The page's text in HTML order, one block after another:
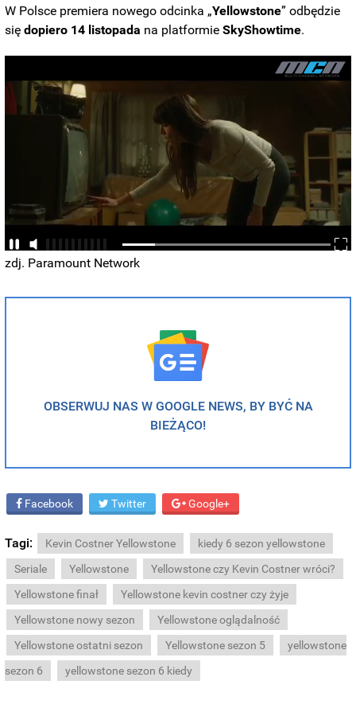
W Polsce premiera nowego odcinka „Yellowstone” odbędzie
siędopiero 14 listopada na platformieSkyShowtime.
zdj. Paramount Network
OBSERWUJ NAS W GOOGLE NEWS, BY BYĆ NA
BIEŻĄCO!
Facebook Twitter Google+
Tagi: Kevin Costner Yellowstone
kiedy 6 sezon yellowstone
Seriale
Yellowstone
Yellowstone czy Kevin Costner wróci?
Yellowstone finał
Yellowstone kevin costner czy żyje
Yellowstone nowy sezon
Yellowstone oglądalność
Yellowstone ostatni sezon
Yellowstone sezon 5
yellowstone
sezon 6
yellowstone sezon 6 kiedy